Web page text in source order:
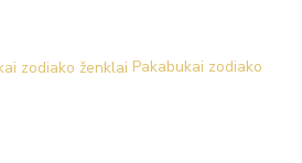
Pakabukai zodiako